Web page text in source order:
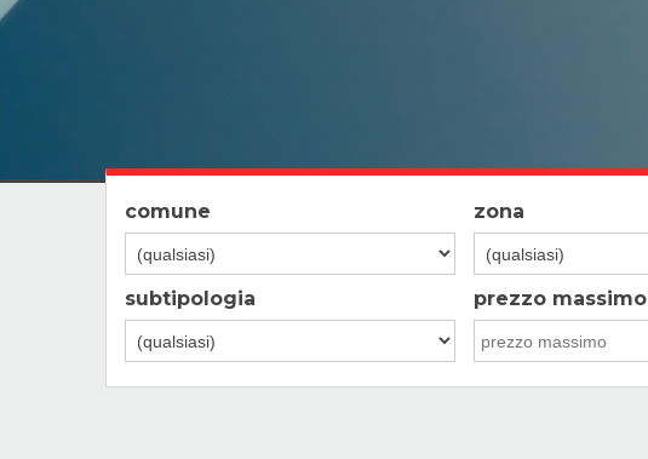
comune zona
subtipologia prezzo massimo